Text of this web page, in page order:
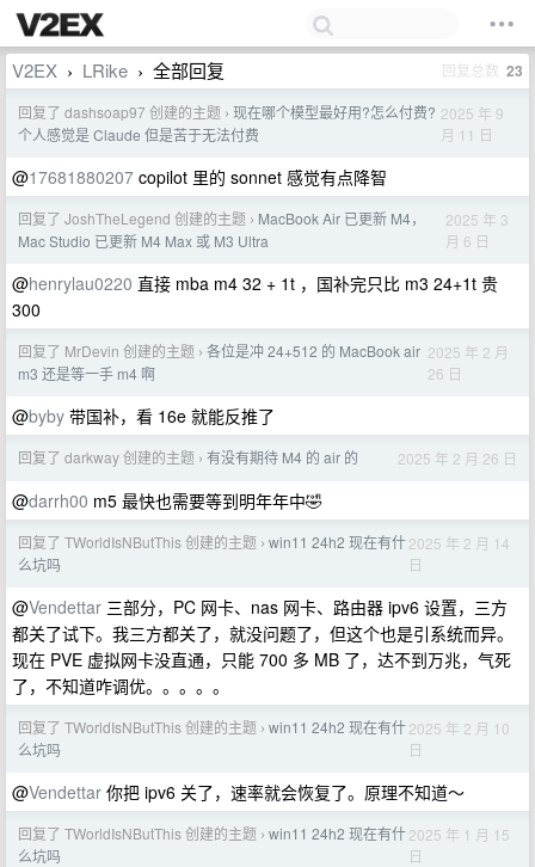
V2EX › LRike › 全部回复 回复总数 23
回复了 dashsoap97 创建的主题 › 现在哪个模型最好用?怎么付费?
个人感觉是 Claude 但是苦于无法付费
2025 年 9
月 11 日
@17681880207 copilot 里的 sonnet 感觉有点降智
回复了 JoshTheLegend 创建的主题 › MacBook Air 已更新 M4，
Mac Studio 已更新 M4 Max 或 M3 Ultra
2025 年 3
月 6 日
@henrylau0220 直接 mba m4 32 + 1t ，国补完只比 m3 24+1t 贵
300
回复了 MrDevin 创建的主题 › 各位是冲 24+512 的 MacBook air
m3 还是等一手 m4 啊
2025 年 2 月
26 日
@byby 带国补，看 16e 就能反推了
回复了 darkway 创建的主题 › 有没有期待 M4 的 air 的 2025 年 2 月 26 日
@darrh00 m5 最快也需要等到明年年中🤣
回复了 TWorldIsNButThis 创建的主题 › win11 24h2 现在有什
么坑吗
2025 年 2 月 14
日
@Vendettar 三部分，PC 网卡、nas 网卡、路由器 ipv6 设置，三方
都关了试下。我三方都关了，就没问题了，但这个也是引系统而异。
现在 PVE 虚拟网卡没直通，只能 700 多 MB 了，达不到万兆，气死
了，不知道咋调优。。。。。
回复了 TWorldIsNButThis 创建的主题 › win11 24h2 现在有什
么坑吗
2025 年 2 月 10
日
@Vendettar 你把 ipv6 关了，速率就会恢复了。原理不知道～
回复了 TWorldIsNButThis 创建的主题 › win11 24h2 现在有什
么坑吗
2025 年 1 月 15
日